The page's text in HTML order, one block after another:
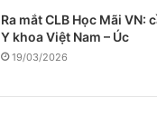
Ra mắt CLB Học Mãi VN:
Y khoa Việt Nam – Úc
19/03/2026